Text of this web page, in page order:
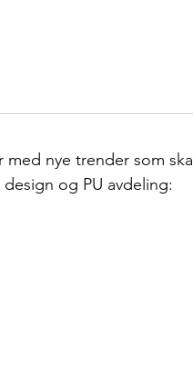
nye trender som skal
og PU avdeling: